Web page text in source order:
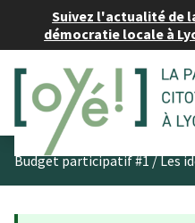
Suivez l'actualité de
démocratie locale à
Budget participatif #1/Les